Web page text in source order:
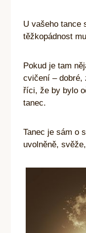
U vašeho tance
těžkopádnost
Pokud je tam
cvičení – dobré,
říci, že by bylo
tanec.
Tanec je sám o
uvolněně,